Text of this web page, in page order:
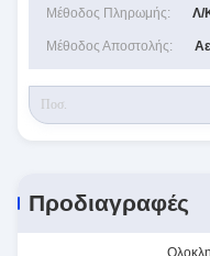
Μέθοδος Πληρωμής: Λ/
Μέθοδος Αποστολής:
Προδιαγραφές